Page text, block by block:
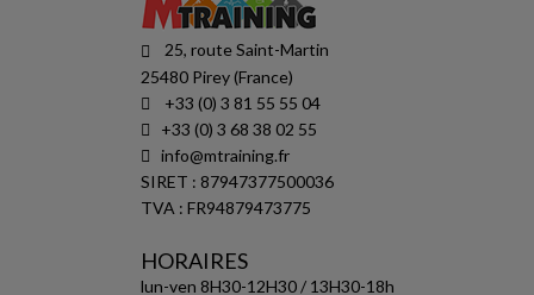
25, route Saint-Martin
25480 Pirey (France)
+33 (0) 3 81 55 55 04
+33 (0) 3 68 38 02 55
info@mtraining.fr
SIRET : 87947377500036
TVA : FR94879473775
HORAIRES
lun-ven 8H30-12H30 / 13H30-18h